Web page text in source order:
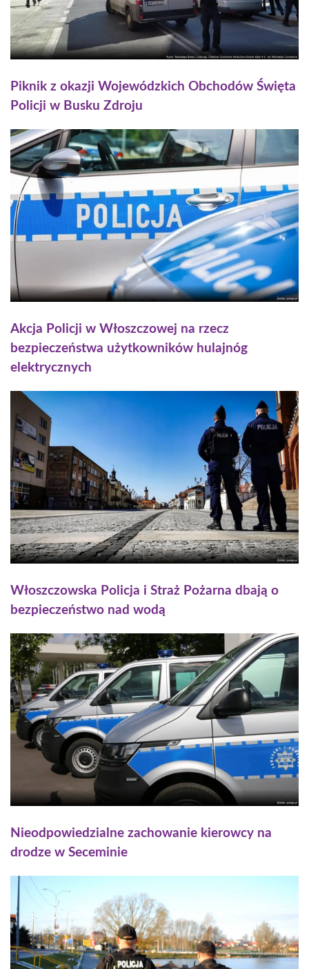
Piknik z okazji Wojewódzkich Obchodów Święta
Policji w Busku Zdroju
Akcja Policji w Włoszczowej na rzecz
bezpieczeństwa użytkowników hulajnóg
elektrycznych
Włoszczowska Policja i Straż Pożarna dbają o
bezpieczeństwo nad wodą
Nieodpowiedzialne zachowanie kierowcy na
drodze w Seceminie